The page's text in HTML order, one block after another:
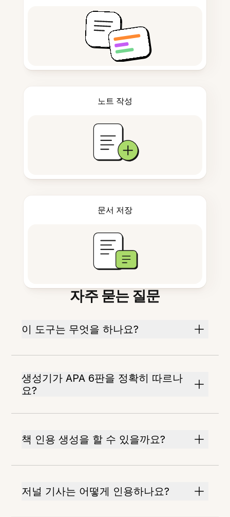
노트 작성
문서 저장
자주 묻는 질문
이 도구는 무엇을 하나요?
생성기가 APA 6판을 정확히 따르나
요?
책 인용 생성을 할 수 있을까요?
저널 기사는 어떻게 인용하나요?